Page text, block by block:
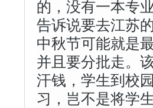
的，没有一本专
告诉说要去江苏
中秋节可能就是
并且要分批走。
汗钱，学生到校
习，岂不是将学